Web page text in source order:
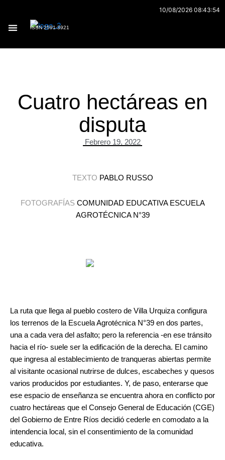
contenido
10/08/2026 08:43:54
ISSN 2591-3921
Cuatro hectáreas en
disputa
Febrero 19, 2022
TEXTO PABLO RUSSO
FOTOGRAFÍAS COMUNIDAD EDUCATIVA ESCUELA
AGROTÉCNICA N°39
La ruta que llega al pueblo costero de Villa Urquiza configura
los terrenos de la Escuela Agrotécnica N°39 en dos partes,
una a cada vera del asfalto; pero la referencia -en ese tránsito
hacia el río- suele ser la edificación de la derecha. El camino
que ingresa al establecimiento de tranqueras abiertas permite
al visitante ocasional nutrirse de dulces, escabeches y quesos
varios producidos por estudiantes. Y, de paso, enterarse que
ese espacio de enseñanza se encuentra ahora en conflicto por
cuatro hectáreas que el Consejo General de Educación (CGE)
del Gobierno de Entre Ríos decidió cederle en comodato a la
intendencia local, sin el consentimiento de la comunidad
educativa.